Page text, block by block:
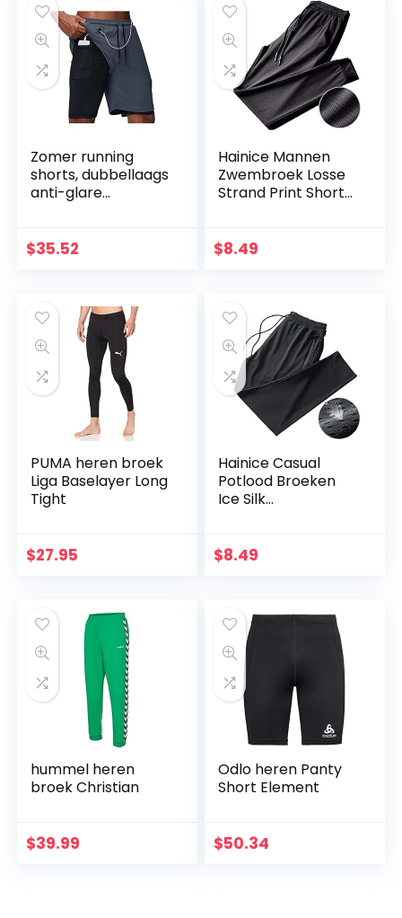
Zomer running
shorts, dubbellaags
anti-glare
shorts, heren
$35.52
Hainice Mannen
Zwembroek Losse
Strand Print Shorts
Zwembroek
$8.49
PUMA heren broek
Liga Baselayer Long
Tight
$27.95
Hainice Casual
Potlood Broeken
Ice Silk
Summer Casual
$8.49
hummel heren
broek Christian
$39.99
Odlo heren Panty
Short Element
$50.34